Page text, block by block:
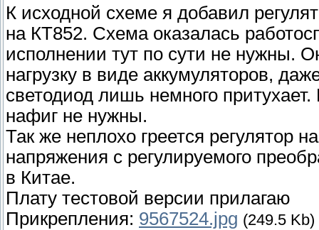
К исходной схеме я добавил
на КТ852. Схема оказалась
исполнении тут по сути не нужны.
нагрузку в виде аккумуляторов,
светодиод лишь немного
нафиг не нужны.
Так же неплохо греется регулятор
напряжения с регулируемого
в Китае.
Плату тестовой версии прилагаю
Прикрепления: 9567524.jpg (249.5 Kb)